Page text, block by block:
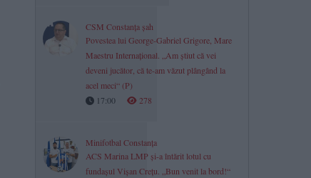
CSM Constanța șah
Povestea lui George-Gabriel Grigore, Mare
Maestru Internațional. „Am știut că vei
deveni jucător, că te-am văzut plângând la
acel meci“ (P)
17:00
278
Minifotbal Constanța
ACS Marina LMP și-a întărit lotul cu
fundașul Vișan Crețu. „Bun venit la bord!“